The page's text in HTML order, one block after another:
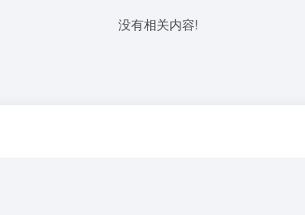
没有相关内容!